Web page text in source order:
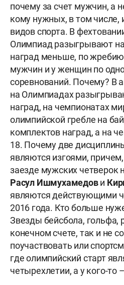
почему за счет мужчин, а
кому нужных, в том числе,
видов спорта. В
Олимпиад разыгрывают
наград меньше, по жребию
мужчин и у женщин по
соревнований. Почему? В
на Олимпиадах
наград, на чемпионатах
олимпийской гребле на
комплектов наград, а на
18. Почему две
являются изгоями,
заезде мужских четверок
Расул Ишмухамедови
являются действующими
2016 года. Кто больше
Звезды бейсбола, гольфа,
конечном счете, так и не
поучаствовать или
где олимпийский старт
четырехлетии, а у кого-то